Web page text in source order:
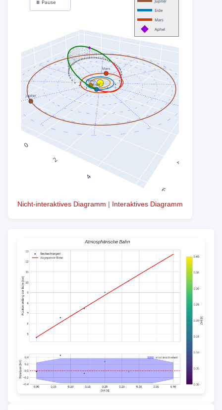
Nicht-interaktives Diagramm | Interaktives Diagramm